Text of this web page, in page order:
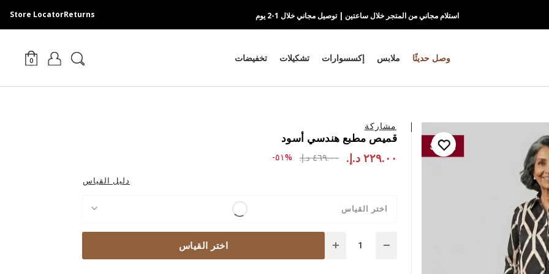
استلام مجاني من المتجر خلال ساعتين | توصيل مجاني خلال 1-2 يوم Returns
Store Locator
وصل حديثًا ملابس إكسسوارات تشكيلات تخفيضات 0
مشاركة
قميص مطبع هندسي أسود
٢٢٩.٠٠ د.إ.‏ Price reduced from
٤٦٩.٠٠ د.إ.‏ to ٢٢٩.٠٠ د.إ.‏%٥١-
دليل القياس
اختر القياس
اختر القياس